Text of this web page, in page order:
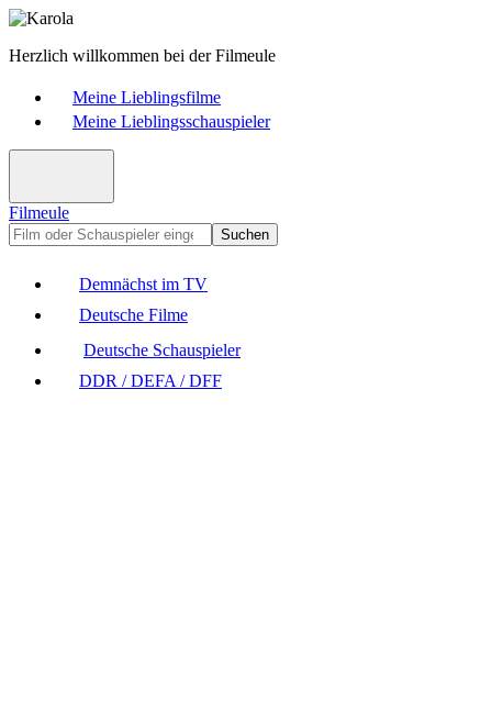
Herzlich willkommen bei der Filmeule
Meine Lieblingsfilme
Meine Lieblingsschauspieler
Filmeule
Suchen
Demnächst im TV
Deutsche Filme
Deutsche Schauspieler
DDR / DEFA / DFF